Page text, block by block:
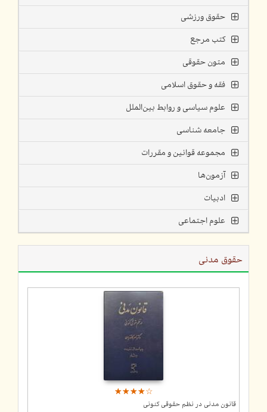
حقوق ورزشی
کتب مرجع
متون حقوقی
فقه و حقوق اسلامی
علوم سیاسی و روابط بین‌الملل
جامعه شناسی
مجموعه قوانین و مقررات
آزمون‌ها
ادبیات
علوم اجتماعی
حقوق مدنی
☆☆☆☆☆
★★★★★
قانون مدنی در نظم حقوقی کنونی